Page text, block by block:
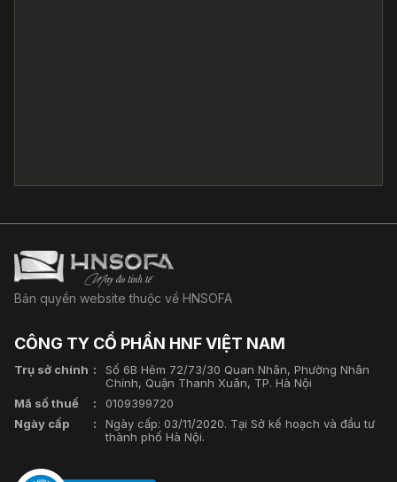
Bản quyền website thuộc về HNSOFA
CÔNG TY CỔ PHẦN HNF VIỆT NAM
Trụ sở chính
Số 6B Hẻm 72/73/30 Quan Nhân, Phường Nhân
Chính, Quận Thanh Xuân, TP. Hà Nội
Mã số thuế
0109399720
Ngày cấp
Ngày cấp: 03/11/2020. Tại Sở kế hoạch và đầu tư
thành phố Hà Nội.